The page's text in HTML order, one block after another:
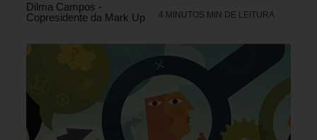
Dilma Campos -
Copresidente da Mark Up
4 MINUTOS MIN DE LEITURA